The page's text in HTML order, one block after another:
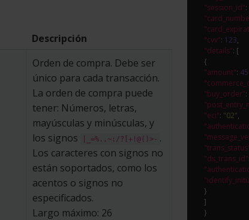
"session_id":
"cvv": 123
"details": [
"amount":
"buy_order":
"eci": "02"
"ds_trans_id"
}
]
Descripción
Orden de compra. Debe ser
único para cada transacción.
La orden de compra puede
tener: Números, letras,
mayúsculas y minúsculas, y
los signos
|_=%.,~:/?[+!@()>- .
Los caracteres con signos no
están soportados, como los
acentos o signos no
especificados.
Largo máximo: 26